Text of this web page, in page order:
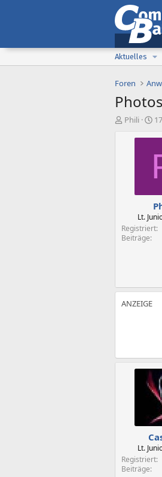
Aktuelles
Foren
E
Phili
E
s
t
a
m
Lt.
Registriert
Beiträge
Lt.
Registriert
Beiträge